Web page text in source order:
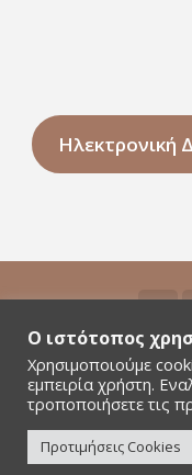
Ηλεκτρονική
©2026 Niyamas
Όροι Χρήσης &
Ο ιστότοπος
Χρησιμοποιούμε
εμπειρία χρήστη.
τροποποιήσετε τις
Προτιμήσεις Cookies